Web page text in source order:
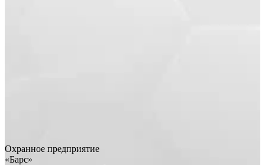
Охранное предприятие
«Барс»